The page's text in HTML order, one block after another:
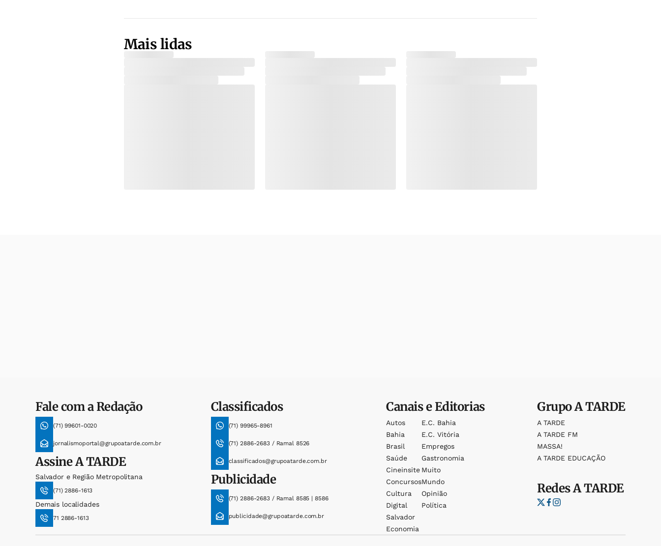
Mais lidas
Fale com a Redação
(71) 99601-0020
jornalismoportal@grupoatarde.com.br
AssineA TARDE
Salvador e Região Metropolitana
(71) 2886-1613
Demais localidades
71 2886-1613
Classificados
(71) 99965-8961
(71) 2886-2683 / Ramal 8526
classificados@grupoatarde.com.br
Publicidade
(71) 2886-2683 / Ramal 8585 | 8586
publicidade@grupoatarde.com.br
Canais e Editorias
Autos
Bahia
Brasil
Saúde
Cineinsite
Concursos
Cultura
Digital
Salvador
Economia
E.c. Bahia
E.c. Vitória
Empregos
Gastronomia
Muito
Mundo
Opinião
Política
GrupoA TARDE
A TARDE
A TARDE FM
MASSA!
A TARDE EDUCAÇÃO
RedesA TARDE